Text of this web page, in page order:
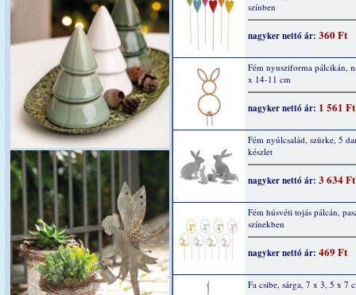
színben
nagyker nettó ár: 360 Ft
Fém nyusziforma pálcikán,
x 14-11 cm
nagyker nettó ár: 1 561 Ft
Fém nyúlcsalád, szürke, 5
készlet
nagyker nettó ár: 3 634 Ft
Fém húsvéti tojás pálcán,
színekben
nagyker nettó ár: 469 Ft
Fa csibe, sárga, 7 x 3, 5 x 7